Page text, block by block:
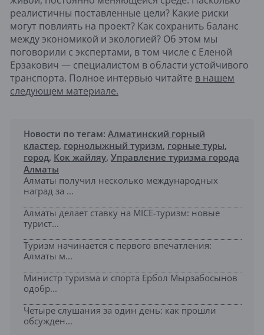
реалистичны поставленные цели? Какие риски
могут повлиять на проект? Как сохранить баланс
между экономикой и экологией? Об этом мы
поговорили с экспертами, в том числе с Еленой
Ерзакович — специалистом в области устойчивого
транспорта. Полное интервью читайте в нашем
следующем материале.
Новости по тегам: Алматинский горный
кластер, горнолыжный туризм, горные туры,
город, Кок жайляу, Управление туризма города
Алматы
Алматы получил несколько международных
наград за ...
Алматы делает ставку на MICE-туризм: новые
турист...
Туризм начинается с первого впечатления:
Алматы м...
Министр туризма и спорта Ербол Мырзабосынов
одобр...
Четыре слушания за один день: как прошли
обсужден...